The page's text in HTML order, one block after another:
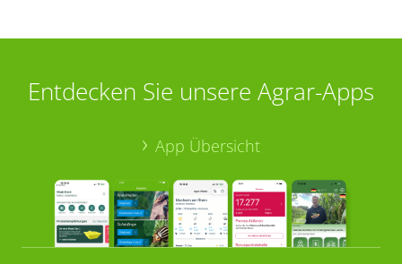
Entdecken Sie unsere Agrar-Apps
App Übersicht